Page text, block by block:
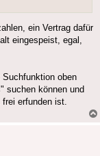
ein Vertrag dafür
eingespeist, egal,
oben
suchen können und
erfunden ist.